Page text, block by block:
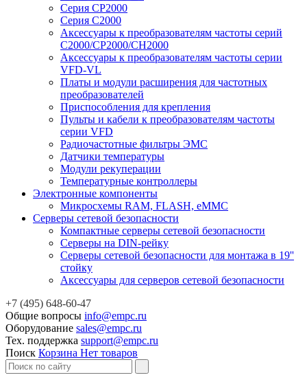
Серия CP2000
Серия C2000
Аксессуары к преобразователям частоты серий
С2000/CP2000/CH2000
Аксессуары к преобразователям частоты серии
VFD-VL
Платы и модули расширения для частотных
преобразователей
Приспособления для крепления
Пульты и кабели к преобразователям частоты
серии VFD
Радиочастотные фильтры ЭМС
Датчики температуры
Модули рекуперации
Температурные контроллеры
Электронные компоненты
Микросхемы RAM, FLASH, eMMC
Серверы сетевой безопасности
Компактные серверы сетевой безопасности
Серверы на DIN-рейку
Серверы сетевой безопасности для монтажа в 19''
стойку
Аксессуары для серверов сетевой безопасности
+7 (495) 648-60-47
Общие вопросы info@empc.ru
Оборудование sales@empc.ru
Тех. поддержка support@empc.ru
Поиск Корзина Нет товаров